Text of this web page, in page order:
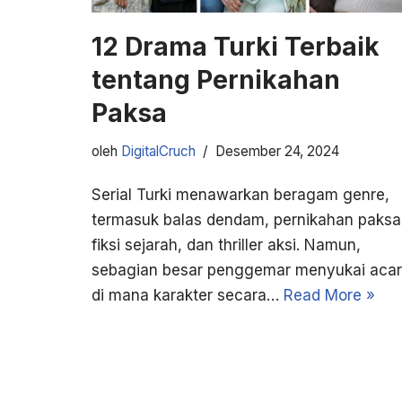
12 Drama Turki Terbaik
tentang Pernikahan
Paksa
oleh DigitalCruch Desember 24, 2024
Serial Turki menawarkan beragam genre,
termasuk balas dendam, pernikahan
fiksi sejarah, dan thriller aksi. Namun,
sebagian besar penggemar menyukai
di mana karakter secara… Read More »